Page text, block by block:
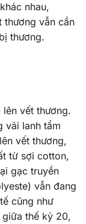
nhau,
thương vẫn cần
thương.
vết thương.
vải lanh tẩm
vết thương,
từ sợi cotton,
gạc truyền
vẫn đang
cũng như
thế kỷ 20,